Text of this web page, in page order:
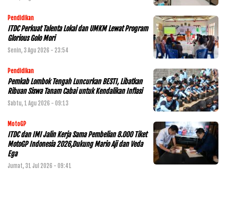
Pendidikan
ITDC Perkuat Talenta Lokal dan UMKM Lewat Program
Glorious Golo Mori
Senin, 3 Agu 2026 - 23:54
Pendidikan
Pemkab Lombok Tengah Luncurkan BESTI, Libatkan
Ribuan Siswa Tanam Cabai untuk Kendalikan Inflasi
Sabtu, 1 Agu 2026 - 09:13
MotoGP
ITDC dan IMI Jalin Kerja Sama Pembelian 8.000 Tiket
MotoGP Indonesia 2026,Dukung Mario Aji dan Veda
Ega
Jumat, 31 Jul 2026 - 09:41